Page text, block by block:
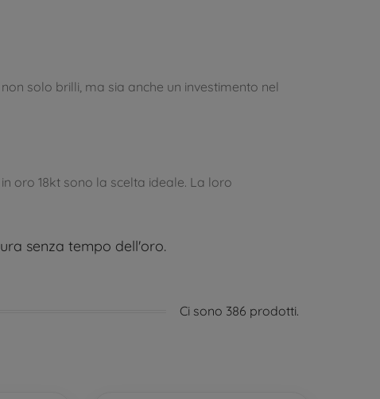
solo brilli, ma sia anche un investimento nel
oro 18kt sono la scelta ideale. La loro
senza tempo dell'oro.
Ci sono 386 prodotti.